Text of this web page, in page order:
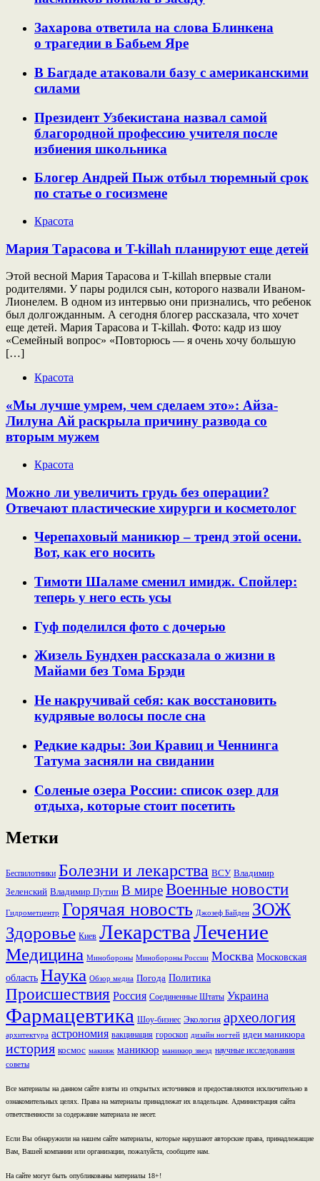
Захарова ответила на слова Блинкена
о трагедии в Бабьем Яре
В Багдаде атаковали базу с американскими
силами
Президент Узбекистана назвал самой
благородной профессию учителя после
избиения школьника
Блогер Андрей Пыж отбыл тюремный срок
по статье о госизмене
Красота
Мария Тарасова и T-killah планируют еще детей
Этой весной Мария Тарасова и T-killah впервые стали
родителями. У пары родился сын, которого назвали Иваном-
Лионелем. В одном из интервью они признались, что ребенок
был долгожданным. А сегодня блогер рассказала, что хочет
еще детей. Мария Тарасова и T-killah. Фото: кадр из шоу
«Семейный вопрос» «Повторюсь — я очень хочу большую
[…]
Красота
«Мы лучше умрем, чем сделаем это»: Айза-
Лилуна Ай раскрыла причину развода со
вторым мужем
Красота
Можно ли увеличить грудь без операции?
Отвечают пластические хирурги и косметолог
Черепаховый маникюр – тренд этой осени.
Вот, как его носить
Тимоти Шаламе сменил имидж. Спойлер:
теперь у него есть усы
Гуф поделился фото с дочерью
Жизель Бундхен рассказала о жизни в
Майами без Тома Брэди
Не накручивай себя: как восстановить
кудрявые волосы после сна
Редкие кадры: Зои Кравиц и Ченнинга
Татума засняли на свидании
Соленые озера России: список озер для
отдыха, которые стоит посетить
Метки
Беспилотники Болезни и лекарства ВСУ Владимир
Зеленский Владимир Путин В миреВоенные новости
Гидрометцентр Горячая новость Джозеф Байден ЗОЖ
Здоровье Киев ЛекарстваЛечение
Медицина Минобороны Минобороны России Москва Московская
область Наука Обзор медиа Погода Политика
Происшествия Россия Соединенные Штаты Украина
Фармацевтика Шоу-бизнес Экология археология
архитектура астрономия вакцинация гороскоп дизайн ногтей идеи маникюра
история космос макияж маникюр маникюр звезд научные исследования
советы
Все материалы на данном сайте взяты из открытых источников и предоставляются исключительно в
ознакомительных целях. Права на материалы принадлежат их владельцам. Администрация сайта
ответственности за содержание материала не несет.
Если Вы обнаружили на нашем сайте материалы, которые нарушают авторские права, принадлежащие
Вам, Вашей компании или организации, пожалуйста, сообщите нам.
На сайте могут быть опубликованы материалы 18+!